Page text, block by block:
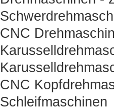
CNC
CNC
Schleifmaschinen